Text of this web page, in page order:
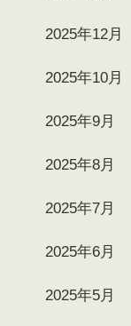
2025年12月
2025年10月
2025年9月
2025年8月
2025年7月
2025年6月
2025年5月